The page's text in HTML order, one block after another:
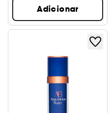
Adicionar